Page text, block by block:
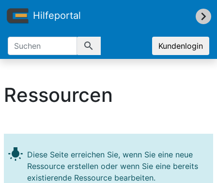
Hilfeportal
search Kundenlogin
Ressourcen
wb_incandescent Diese Seite erreichen Sie, wenn Sie eine neue
Ressource erstellen oder wenn Sie eine bereits
existierende Ressource bearbeiten.